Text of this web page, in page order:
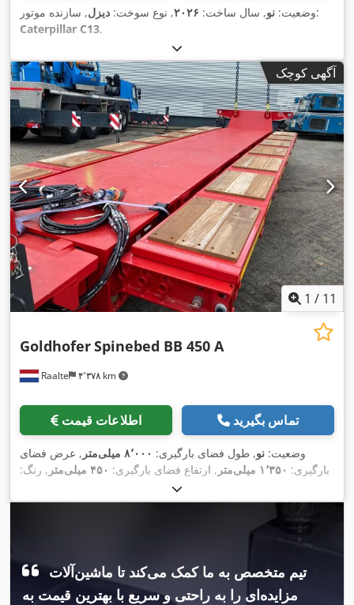
وضعیت: نو, سال ساخت: ۲۰۲۶, نوع سوخت: دیزل
, سازنده موتور:
Caterpillar C13,
آگهی کوچک
1 / 11
Raalte ۴٬۳۷۸ km
GoldhoferSpinebed BB 450 A
اطلاعات قیمت تماس بگیرید
وضعیت: نو, طول فضای بارگیری: ۸٬۰۰۰ میلی‌متر
, عرض فضای
بارگیری: ۱٬۳۵۰ میلی‌متر , ارتفاع فضای بارگیری: ۴۵۰ میلی‌متر
, رنگ:
تیم متخصص به ما کمک می‌کند تا ماشین‌آلات
مزایده‌ای را به راحتی و سریع با بهترین قیمت به